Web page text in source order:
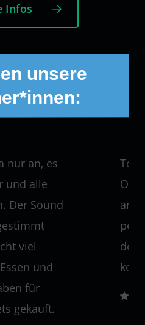
Infos
unsere
nur an, es
und alle
Der Sound
viel
und
für
gekauft.
der